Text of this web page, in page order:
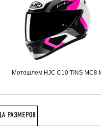
Мотошлем HJC C10 TINS MC8
РАЗМЕРОВ